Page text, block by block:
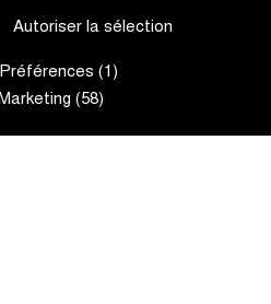
Autoriser la sélection
Préférences (1)
(58)